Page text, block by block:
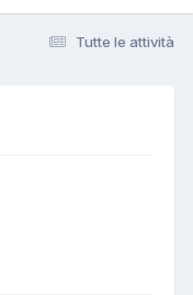
Tutte le attività